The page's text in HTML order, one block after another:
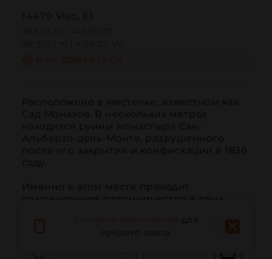
14470 Viso, El
Расположено в местечке, известном как
Сад Монахов. В нескольких метрах
находятся руины монастыря Сан-
Альберто-дель-Монте, разрушенного
после его закрытия и конфискации в 1836
году.
Именно в этом месте проходит
традиционное паломничество в день
для
лучшего опыта